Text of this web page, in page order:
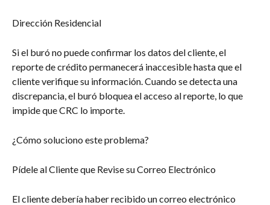
Dirección Residencial
Si el buró no puede confirmar los datos del cliente, el
reporte de crédito permanecerá inaccesible hasta que el
cliente verifique su información. Cuando se detecta una
discrepancia, el buró bloquea el acceso al reporte, lo que
impide que CRC lo importe.
¿Cómo soluciono este problema?
Pídele al Cliente que Revise su Correo Electrónico
El cliente debería haber recibido un correo electrónico